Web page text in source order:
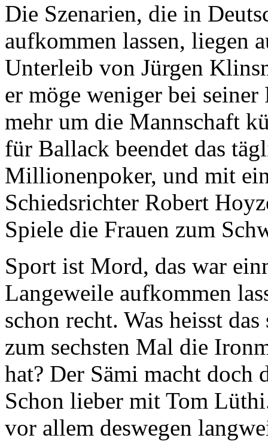
Die Szenarien, die in
aufkommen lassen, liegen
Unterleib von Jürgen
er möge weniger bei
mehr um die Mannschaft
für Ballack beendet das
Millionenpoker, und mit
Schiedsrichter Robert
Spiele die Frauen zum
Sport ist Mord, das war
Langeweile aufkommen
schon recht. Was heisst
zum sechsten Mal die
hat? Der Sämi macht doch
Schon lieber mit Tom
vor allem deswegen